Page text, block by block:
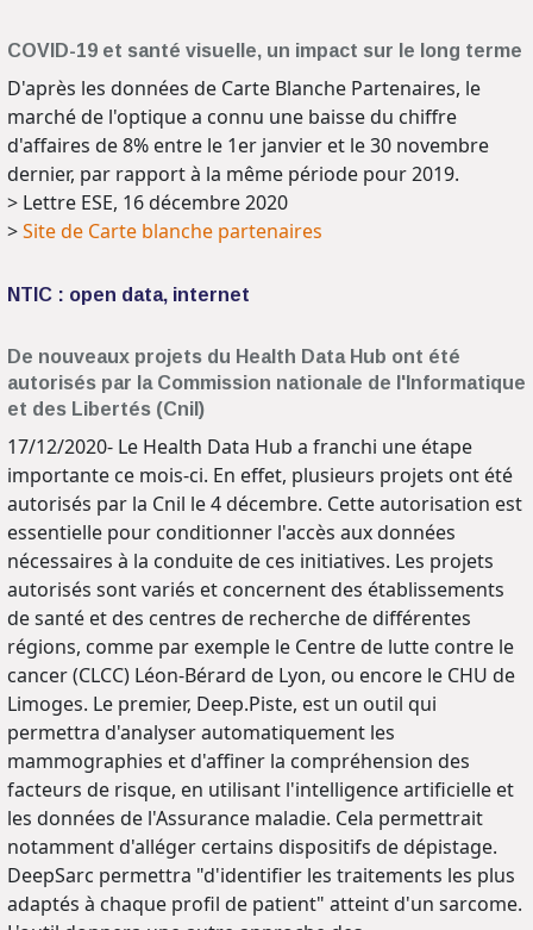
COVID-19 et santé visuelle, un impact sur le long terme
D'après les données de Carte Blanche Partenaires, le
marché de l'optique a connu une baisse du chiffre
d'affaires de 8% entre le 1er janvier et le 30 novembre
dernier, par rapport à la même période pour 2019.
> Lettre ESE, 16 décembre 2020
>Site de Carte blanche partenaires
NTIC : open data, internet
De nouveaux projets du Health Data Hub ont été
autorisés par la Commission nationale de l'Informatique
et des Libertés (Cnil)
17/12/2020- Le Health Data Hub a franchi une étape
importante ce mois-ci. En effet, plusieurs projets ont été
autorisés par la Cnil le 4 décembre. Cette autorisation est
essentielle pour conditionner l'accès aux données
nécessaires à la conduite de ces initiatives. Les projets
autorisés sont variés et concernent des établissements
de santé et des centres de recherche de différentes
régions, comme par exemple le Centre de lutte contre le
cancer (CLCC) Léon-Bérard de Lyon, ou encore le CHU de
Limoges. Le premier, Deep.Piste, est un outil qui
permettra d'analyser automatiquement les
mammographies et d'affiner la compréhension des
facteurs de risque, en utilisant l'intelligence artificielle et
les données de l'Assurance maladie. Cela permettrait
notamment d'alléger certains dispositifs de dépistage.
DeepSarc permettra "d'identifier les traitements les plus
adaptés à chaque profil de patient" atteint d'un sarcome.